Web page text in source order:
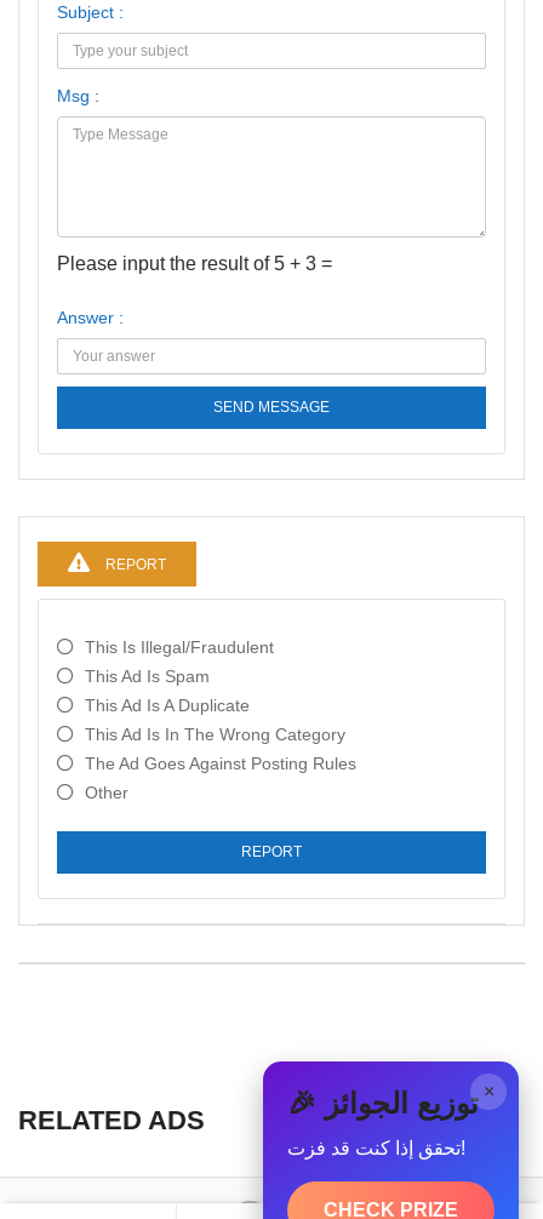
Subject :
Msg :
Please input the result of 5 + 3 =
Answer :
SEND MESSAGE
REPORT
This Is Illegal/fraudulent
This Ad Is Spam
This Ad Is A Duplicate
This Ad Is In The Wrong Category
The Ad Goes Against Posting Rules
Other
REPORT
RELATED ADS
× 🎉 توزيع الجوائز
تحقق إذا كنت قد فزت!
CHECK PRIZE